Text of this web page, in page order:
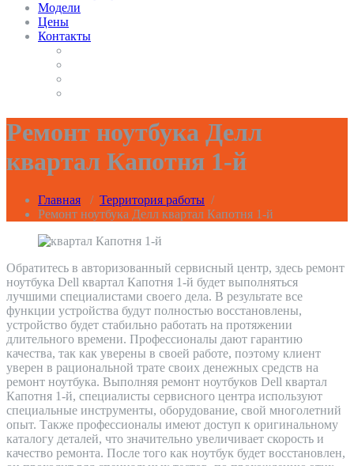
Модели
Цены
Контакты
Ремонт ноутбука Делл
квартал Капотня 1-й
Главная / Территория работы /
Ремонт ноутбука Делл квартал Капотня 1-й
Обратитесь в авторизованный сервисный центр, здесь ремонт
ноутбука Dell квартал Капотня 1-й будет выполняться
лучшими специалистами своего дела. В результате все
функции устройства будут полностью восстановлены,
устройство будет стабильно работать на протяжении
длительного времени. Профессионалы дают гарантию
качества, так как уверены в своей работе, поэтому клиент
уверен в рациональной трате своих денежных средств на
ремонт ноутбука. Выполняя ремонт ноутбуков Dell квартал
Капотня 1-й, специалисты сервисного центра используют
специальные инструменты, оборудование, свой многолетний
опыт. Также профессионалы имеют доступ к оригинальному
каталогу деталей, что значительно увеличивает скорость и
качество ремонта. После того как ноутбук будет восстановлен,